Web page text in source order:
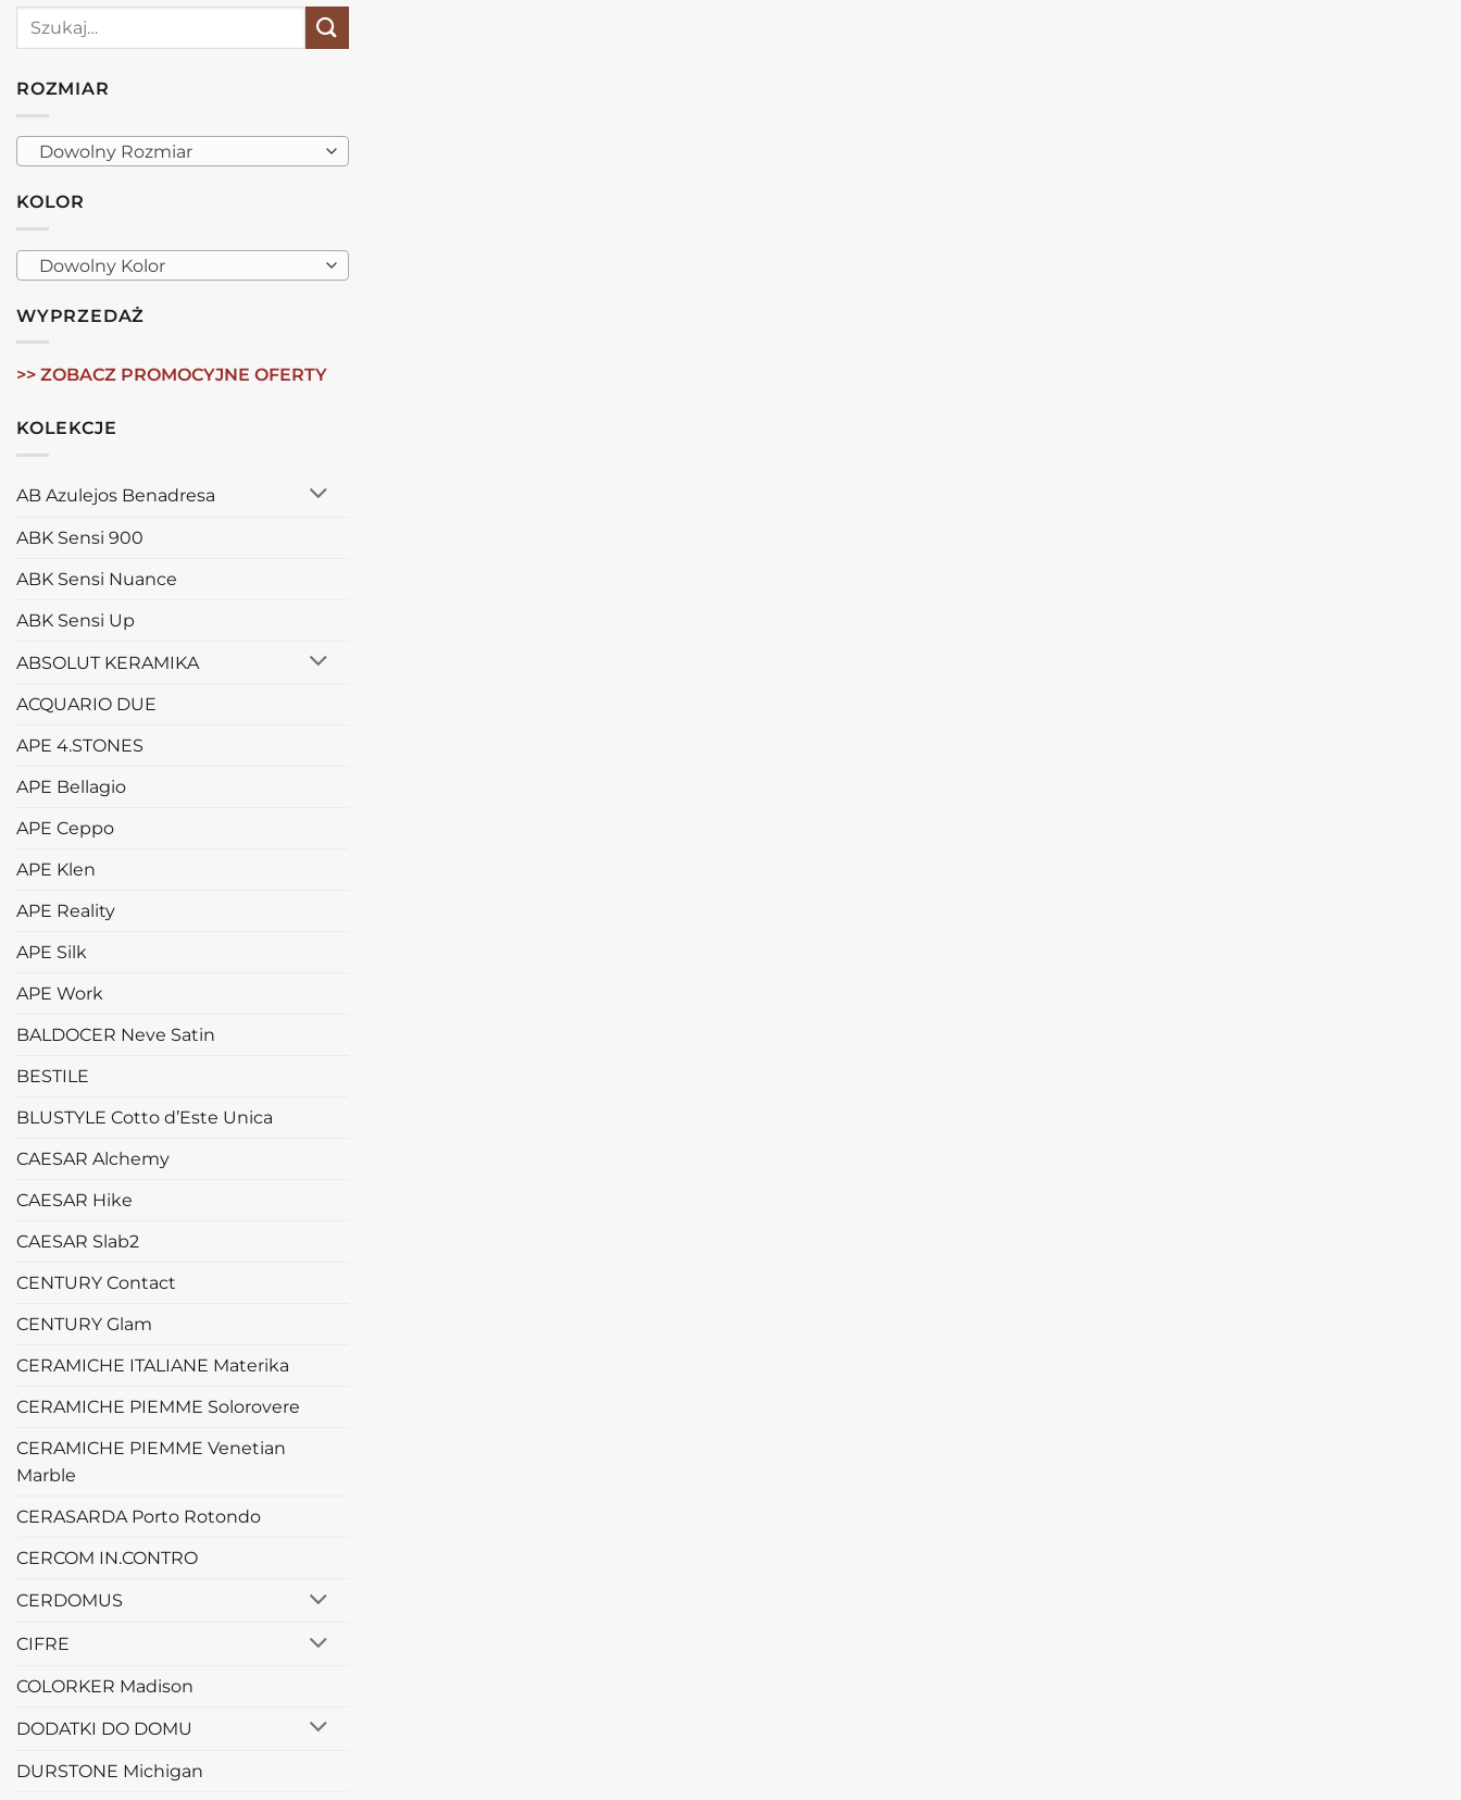
Szukaj:
ROZMIAR
Dowolny Rozmiar
KOLOR
Dowolny Kolor
WYPRZEDAŻ
>> ZOBACZ PROMOCYJNE OFERTY
KOLEKCJE
AB Azulejos Benadresa
ABK Sensi 900
ABK Sensi Nuance
ABK Sensi Up
ABSOLUT KERAMIKA
ACQUARIO DUE
APE 4.STONES
APE Bellagio
APE Ceppo
APE Klen
APE Reality
APE Silk
APE Work
BALDOCER Neve Satin
BESTILE
BLUSTYLE Cotto d’Este Unica
CAESAR Alchemy
CAESAR Hike
CAESAR Slab2
CENTURY Contact
CENTURY Glam
CERAMICHE ITALIANE Materika
CERAMICHE PIEMME Solorovere
CERAMICHE PIEMME Venetian
Marble
CERASARDA Porto Rotondo
CERCOM IN.CONTRO
CERDOMUS
CIFRE
COLORKER Madison
DODATKI DO DOMU
DURSTONE Michigan